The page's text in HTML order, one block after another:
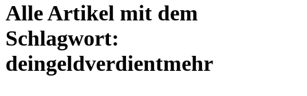
Alle Artikel mit dem
Schlagwort:
deingeldverdientmehr